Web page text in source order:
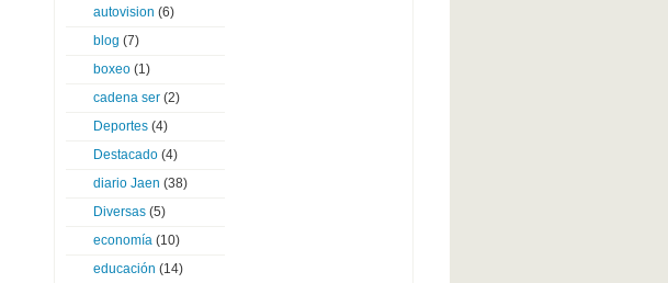
autovision (6)
blog (7)
boxeo (1)
cadena ser (2)
Deportes (4)
Destacado (4)
diario Jaen (38)
Diversas (5)
economía (10)
educación (14)